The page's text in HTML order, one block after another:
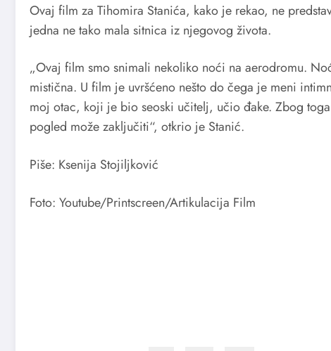
Ovaj film za Tihomira Stanića, kako je rekao, ne
jedna ne tako mala sitnica iz njegovog života.
„Ovaj film smo snimali nekoliko noći na aerodromu.
mistična. U film je uvršćeno nešto do čega je meni
moj otac, koji je bio seoski učitelj, učio đake. Zbog
pogled može zaključiti“, otkrio je Stanić.
Piše: Ksenija Stojiljković
Foto: Youtube/Printscreen/Artikulacija Film